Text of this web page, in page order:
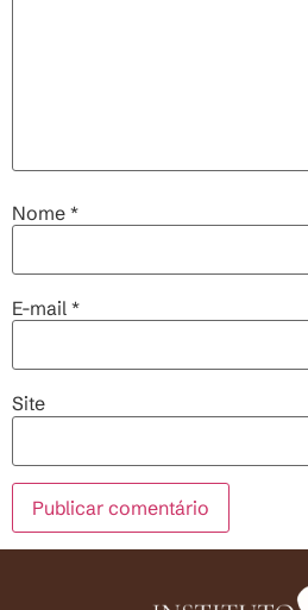
Nome *
E-mail *
Site